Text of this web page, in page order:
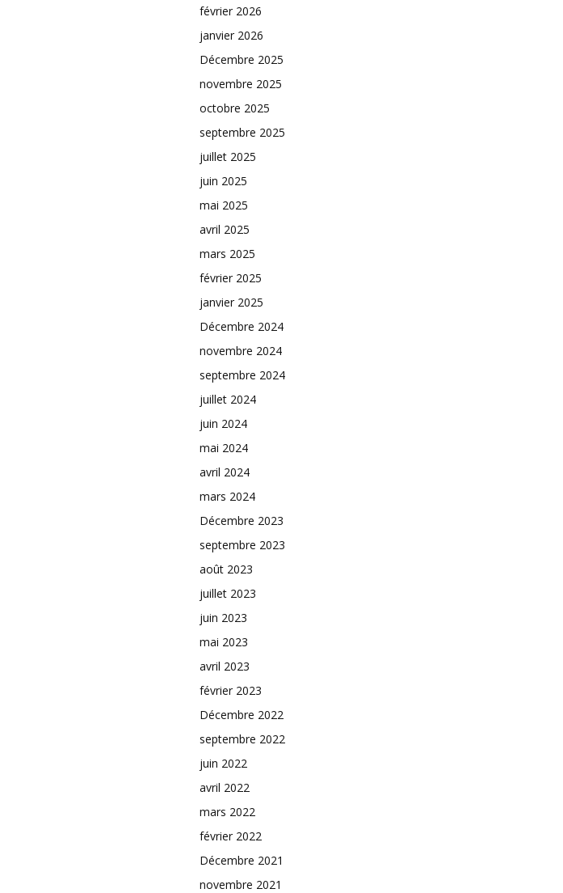
février 2026
janvier 2026
Décembre 2025
novembre 2025
octobre 2025
septembre 2025
juillet 2025
juin 2025
mai 2025
avril 2025
mars 2025
février 2025
janvier 2025
Décembre 2024
novembre 2024
septembre 2024
juillet 2024
juin 2024
mai 2024
avril 2024
mars 2024
Décembre 2023
septembre 2023
août 2023
juillet 2023
juin 2023
mai 2023
avril 2023
février 2023
Décembre 2022
septembre 2022
juin 2022
avril 2022
mars 2022
février 2022
Décembre 2021
novembre 2021